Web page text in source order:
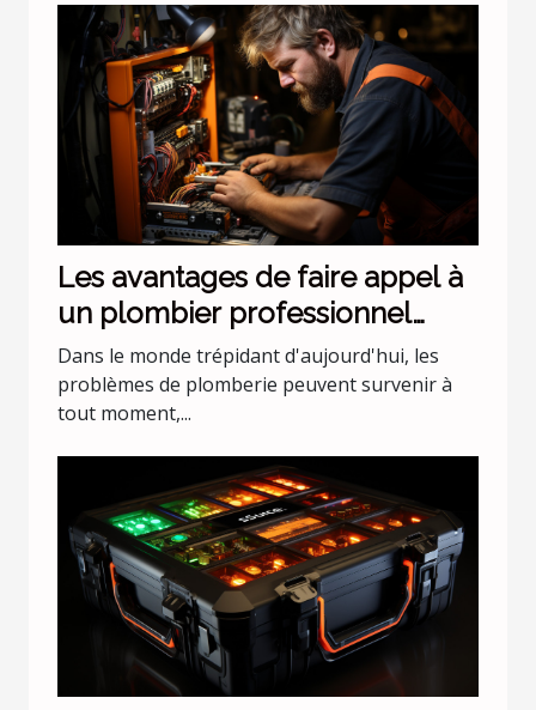
Les avantages de faire appel à
un plombier professionnel
pour les urgences nocturnes
Dans le monde trépidant d'aujourd'hui, les
problèmes de plomberie peuvent survenir à
tout moment,...